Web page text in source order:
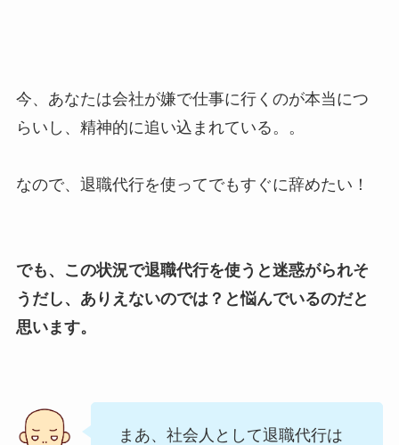
今、あなたは会社が嫌で仕事に行くのが本当につ
らいし、精神的に追い込まれている。。
なので、退職代行を使ってでもすぐに辞めたい！
でも、この状況で退職代行を使うと迷惑がられそ
うだし、ありえないのでは？と悩んでいるのだと
思います。
まあ、社会人として退職代行は